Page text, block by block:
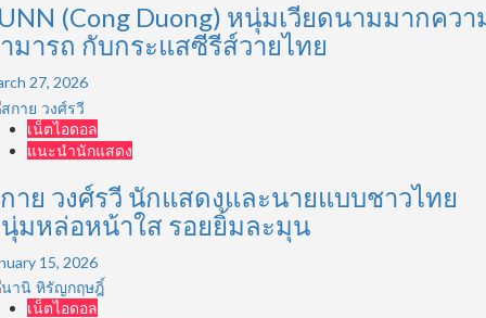
(Cong Duong) หนุ่มเวียดนามมากควา
มารถ กับกระแสซีรีส์วายไทย
27, 2026
เน็ตไอดอล
แนะนำนักแสดง
าย วงศ์รวี นักแสดงและนายแบบชาวไทย
มหล่อหน้าใส รอยยิ้มละมุน
15, 2026
เน็ตไอดอล